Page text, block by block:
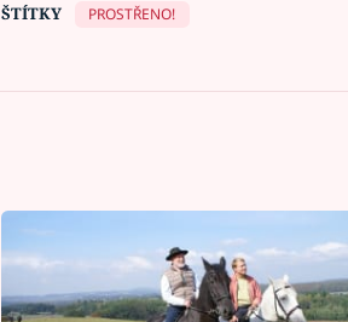
ŠTÍTKY PROSTŘENO!